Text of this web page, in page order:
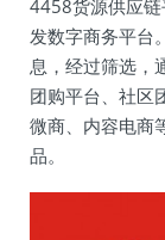
4458货源供应
发数字商务平台
息，经过筛选，
团购平台、社区
微商、内容电商
品。